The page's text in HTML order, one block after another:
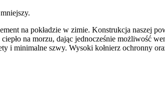
na pokładzie w zimie. Konstrukcja
na morzu, dając jednocześnie możliwość
i minimalne szwy. Wysoki kołnierz ochronny